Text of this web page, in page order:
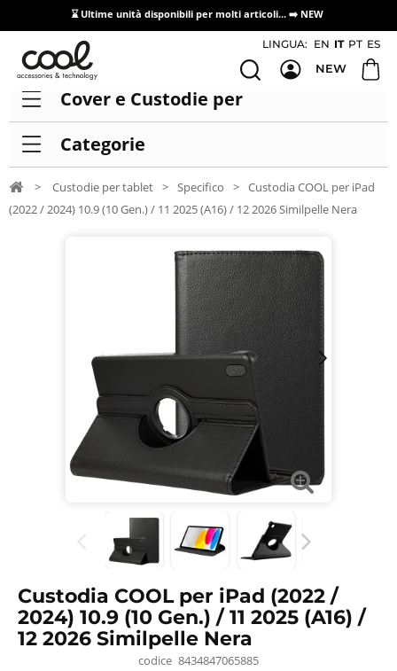
⌛ Ultime unità disponibili per molti articoli... ➡️ NEW
Accesso/registrazione distributori
LINGUA: EN IT PT ES
NEW
Cover e Custodie per
Categorie
> Custodie per tablet > Specifico > Custodia COOL per iPad
(2022 / 2024) 10.9 (10 Gen.) / 11 2025 (A16) / 12 2026 Similpelle Nera
Custodia COOL per iPad (2022 /
2024) 10.9 (10 Gen.) / 11 2025 (A16) /
12 2026 Similpelle Nera
codice 8434847065885